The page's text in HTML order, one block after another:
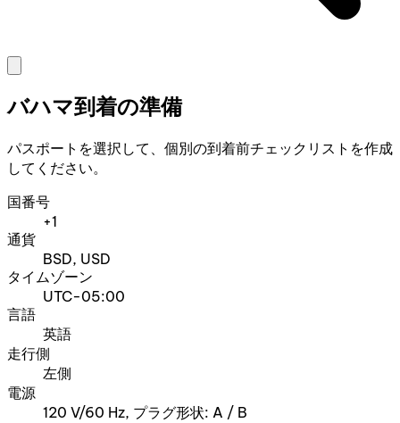
バハマ到着の準備
パスポートを選択して、個別の到着前チェックリストを作成
してください。
国番号
+1
通貨
BSD, USD
タイムゾーン
UTC-05:00
言語
英語
走行側
左側
電源
120 V/60 Hz, プラグ形状: A / B